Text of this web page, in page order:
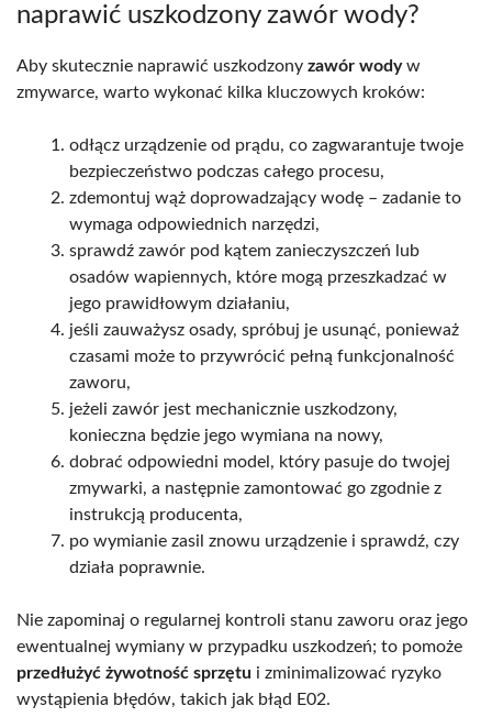
naprawić uszkodzony zawór wody?
Aby skutecznie naprawić uszkodzony zawór wodyw
zmywarce, warto wykonać kilka kluczowych kroków:
odłącz urządzenie od prądu, co zagwarantuje twoje
bezpieczeństwo podczas całego procesu,
zdemontuj wąż doprowadzający wodę – zadanie to
wymaga odpowiednich narzędzi,
sprawdź zawór pod kątem zanieczyszczeń lub
osadów wapiennych, które mogą przeszkadzać w
jego prawidłowym działaniu,
jeśli zauważysz osady, spróbuj je usunąć, ponieważ
czasami może to przywrócić pełną funkcjonalność
zaworu,
jeżeli zawór jest mechanicznie uszkodzony,
konieczna będzie jego wymiana na nowy,
dobrać odpowiedni model, który pasuje do twojej
zmywarki, a następnie zamontować go zgodnie z
instrukcją producenta,
po wymianie zasil znowu urządzenie i sprawdź, czy
działa poprawnie.
Nie zapominaj o regularnej kontroli stanu zaworu oraz jego
ewentualnej wymiany w przypadku uszkodzeń; to pomoże
przedłużyć żywotność sprzętu i zminimalizować ryzyko
wystąpienia błędów, takich jak błąd E02.